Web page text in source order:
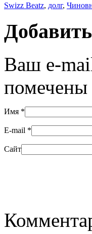
Swizz Beatz, долг,
Ваш e-
помечены
Имя *
E-mail *
Сайт